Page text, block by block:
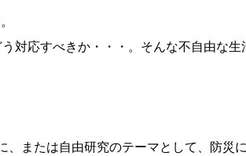
対応すべきか・・・。そんな不自由な生
、または自由研究のテーマとして、防災